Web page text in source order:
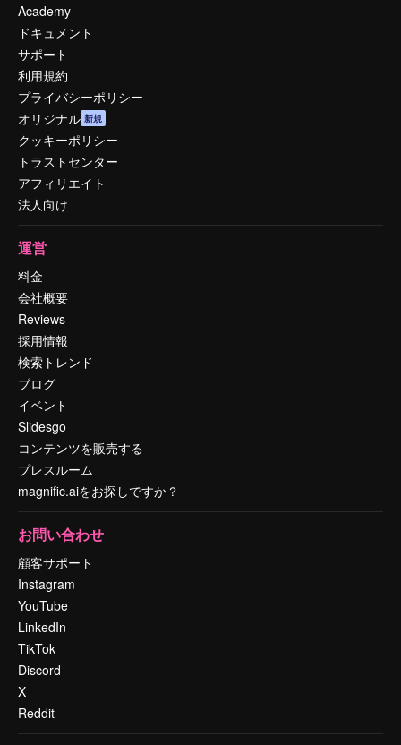
Academy
ドキュメント
サポート
利用規約
プライバシーポリシー
オリジナル 新規
クッキーポリシー
トラストセンター
アフィリエイト
法人向け
運営
料金
会社概要
Reviews
採用情報
検索トレンド
ブログ
イベント
Slidesgo
コンテンツを販売する
プレスルーム
magnific.aiをお探しですか？
お問い合わせ
顧客サポート
Instagram
YouTube
LinkedIn
TikTok
Discord
X
Reddit